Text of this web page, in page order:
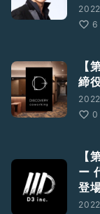
6
【
締
0
【
ー
登